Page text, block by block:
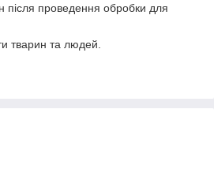
після проведення обробки для
тварин та людей.